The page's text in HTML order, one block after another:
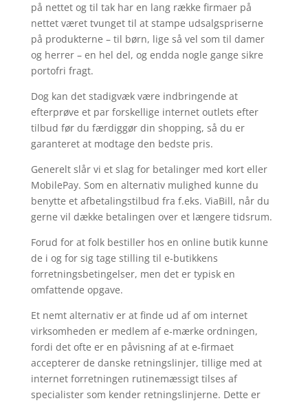
på nettet og til tak har en lang række firmaer på
nettet været tvunget til at stampe udsalgspriserne
på produkterne – til børn, lige så vel som til damer
og herrer – en hel del, og endda nogle gange sikre
portofri fragt.
Dog kan det stadigvæk være indbringende at
efterprøve et par forskellige internet outlets efter
tilbud før du færdiggør din shopping, så du er
garanteret at modtage den bedste pris.
Generelt slår vi et slag for betalinger med kort eller
MobilePay. Som en alternativ mulighed kunne du
benytte et afbetalingstilbud fra f.eks. ViaBill, når du
gerne vil dække betalingen over et længere tidsrum.
Forud for at folk bestiller hos en online butik kunne
de i og for sig tage stilling til e-butikkens
forretningsbetingelser, men det er typisk en
omfattende opgave.
Et nemt alternativ er at finde ud af om internet
virksomheden er medlem af e-mærke ordningen,
fordi det ofte er en påvisning af at e-firmaet
accepterer de danske retningslinjer, tillige med at
internet forretningen rutinemæssigt tilses af
specialister som kender retningslinjerne. Dette er